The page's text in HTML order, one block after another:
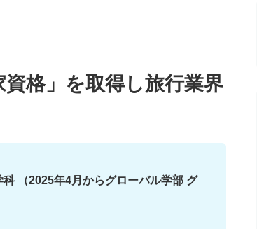
資格」を取得し旅行業界
（2025年4月からグローバル学部 グ